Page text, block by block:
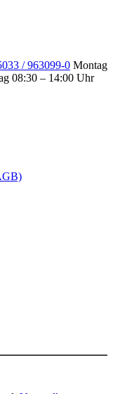
/ 963099-0 Montag
08:30 – 14:00 Uhr